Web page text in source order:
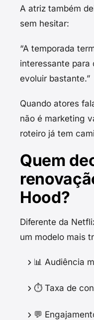
A atriz também
sem hesitar:
“A temporada
interessante para
evoluir bastante.”
Quando atores
não é marketing
roteiro já tem
Quem
Hood?
Diferente da
um modelo mais
📊 Audiência
⏱️ Taxa de
💬